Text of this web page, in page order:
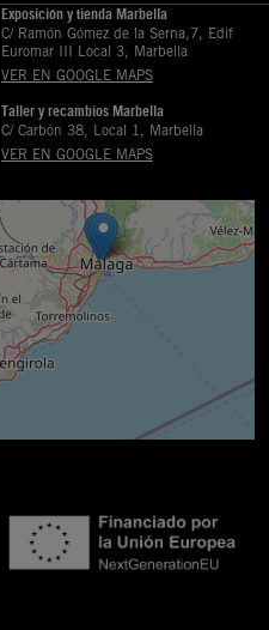
Exposición y tienda Marbella
C/ Ramón Gómez de la Serna,7, Edif
Euromar III Local 3, Marbella
VER EN GOOGLE MAPS
Taller y recambios Marbella
C/ Carbón 38, Local 1, Marbella
VER EN GOOGLE MAPS